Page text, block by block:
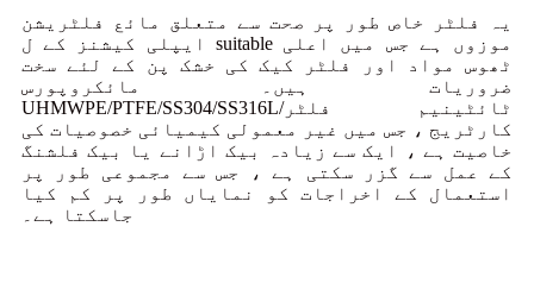
یہ فلٹر خاص طور پر صحت سے متعلق مائع فلٹریشن
ایپلی کیشنز کے ل suitable موزوں ہے جس میں اعلی
ٹھوس مواد اور فلٹر کیک کی خشک پن کے لئے سخت
ضروریات ہیں۔ مائکروپورس
UHMWPE/PTFE/SS304/SS316L/ٹائٹینیم فلٹر
کارٹریج ، جس میں غیر معمولی کیمیائی خصوصیات کی
خاصیت ہے ، ایک سے زیادہ بیک اڑانے یا بیک فلشنگ
کے عمل سے گزر سکتی ہے ، جس سے مجموعی طور پر
استعمال کے اخراجات کو نمایاں طور پر کم کیا
جاسکتا ہے۔